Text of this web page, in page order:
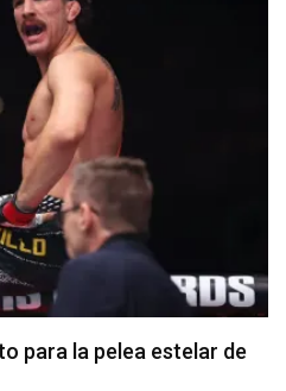
del UFC 331